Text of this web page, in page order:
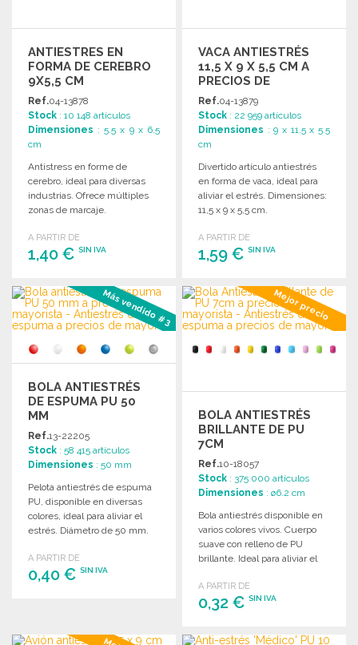
ANTIESTRES EN
FORMA DE CEREBRO
9X5,5 CM
Ref.04-13878
Stock : 10 148 artículos
Dimensiones : 5.5 x 9 x 6.5
cm
Antistress en forme de
cerebro, ideal para diversas
industrias. Ofrece múltiples
zonas de marcaje.
A PARTIR DE
1,40 € SIN IVA
PEDIR
Solicitar un presupuesto
VACA ANTIESTRÉS
11,5 X 9 X 5,5 CM A
PRECIOS DE
MAYORISTA
Ref.04-13879
Stock : 22 959 artículos
Dimensiones : 9 x 11.5 x 5.5
cm
Divertido artículo antiestrés
en forma de vaca, ideal para
aliviar el estrés. Dimensiones:
11,5 x 9 x 5,5 cm.
A PARTIR DE
1,59 €SIN IVA
PEDIR
Solicitar un presupuesto
Más vendido #3
BOLA ANTIESTRÉS
DE ESPUMA PU 50
MM
Ref.13-22205
Stock : 58 415 artículos
Dimensiones : 50 mm
Pelota antiestrés de espuma
PU, disponible en diversas
colores, ideal para aliviar el
estrés. Diámetro de 50 mm.
A PARTIR DE
0,40 € SIN IVA
Solicitar un presupuesto
Mejor precio
BOLA ANTIESTRÉS
BRILLANTE DE PU
7CM
Ref.10-18057
Stock : 375 000 artículos
Dimensiones : ø6.2 cm
Bola antiestrés disponible en
varios colores vivos. Cuerpo
suave con relleno de PU
brillante. Ideal para aliviar el
A PARTIR DE
0,32 €SIN IVA
PEDIR